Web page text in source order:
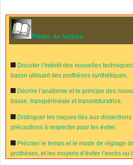
Pistes de lecture
Discuter l’intérêt des nouvelles
basse utilisant des prothèses synthétiques.
Décrire l’anatomie et le principe des
basse, transpérinéale et transobturatrice.
Distinguer les risques liés aux
précautions à respecter pour les éviter.
Préciser le temps et le mode de réglage
prothèses, et les moyens d’éviter l’excès ou